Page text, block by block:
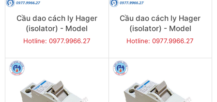
Cầu dao cách ly Hager
(isolator) - Model
SBN480
Hotline: 0977.9966.27
Cầu dao cách ly Hager
(isolator) - Model
SBN490
Hotline: 0977.9966.27